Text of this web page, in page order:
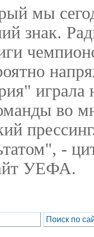
мы
знак.
играла
во
-
УЕФА.